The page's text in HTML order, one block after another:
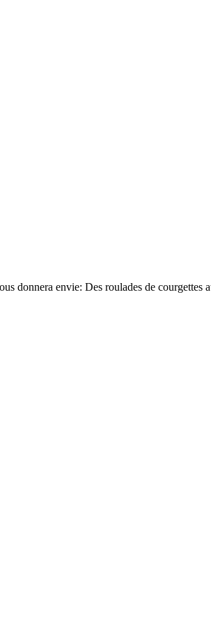
donnera envie: Des roulades de courgettes